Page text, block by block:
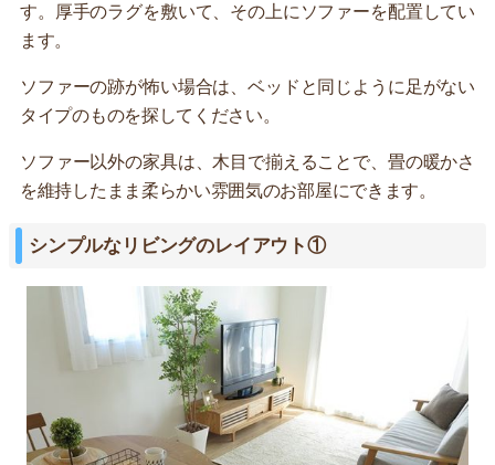
す。厚手のラグを敷いて、その上にソファーを配置してい
ます。
ソファーの跡が怖い場合は、ベッドと同じように足がない
タイプのものを探してください。
ソファー以外の家具は、木目で揃えることで、畳の暖かさ
を維持したまま柔らかい雰囲気のお部屋にできます。
シンプルなリビングのレイアウト①